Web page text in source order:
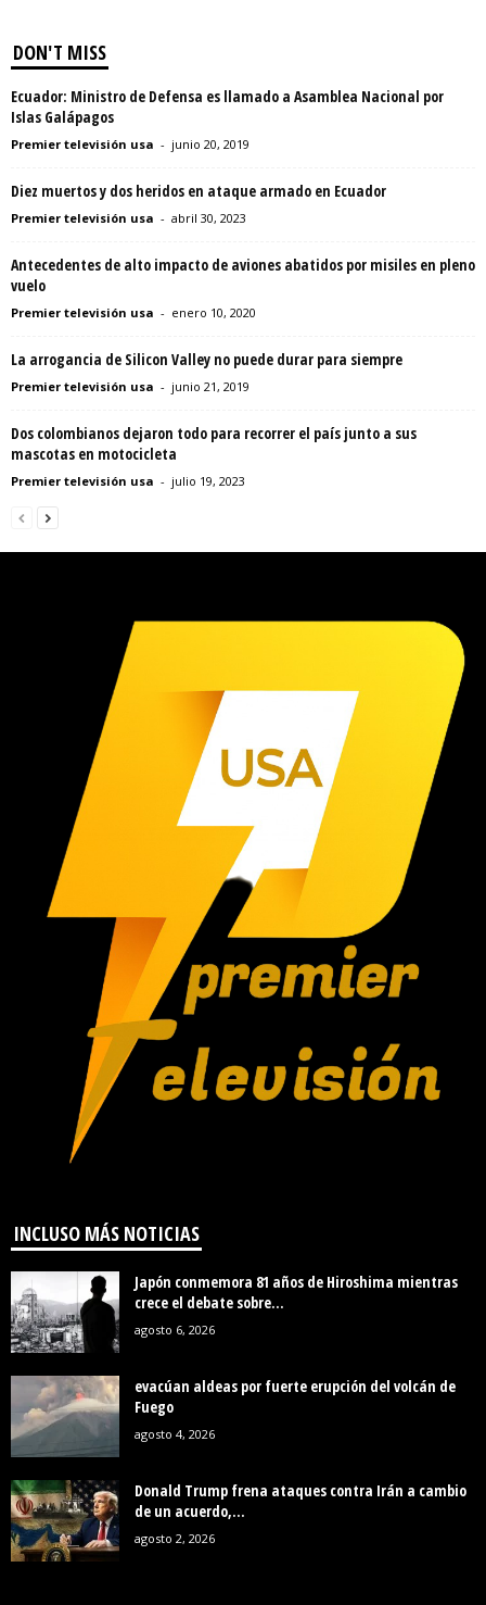
DON'T MISS
Ecuador: Ministro de Defensa es llamado a Asamblea Nacional por
Islas Galápagos
Premier televisión usa - junio 20, 2019
Diez muertos y dos heridos en ataque armado en Ecuador
Premier televisión usa - abril 30, 2023
Antecedentes de alto impacto de aviones abatidos por misiles en pleno
vuelo
Premier televisión usa - enero 10, 2020
La arrogancia de Silicon Valley no puede durar para siempre
Premier televisión usa - junio 21, 2019
Dos colombianos dejaron todo para recorrer el país junto a sus
mascotas en motocicleta
Premier televisión usa - julio 19, 2023
INCLUSO MÁS NOTICIAS
Japón conmemora 81 años de Hiroshima mientras
crece el debate sobre...
agosto 6, 2026
evacúan aldeas por fuerte erupción del volcán de
Fuego
agosto 4, 2026
Donald Trump frena ataques contra Irán a cambio
de un acuerdo,...
agosto 2, 2026